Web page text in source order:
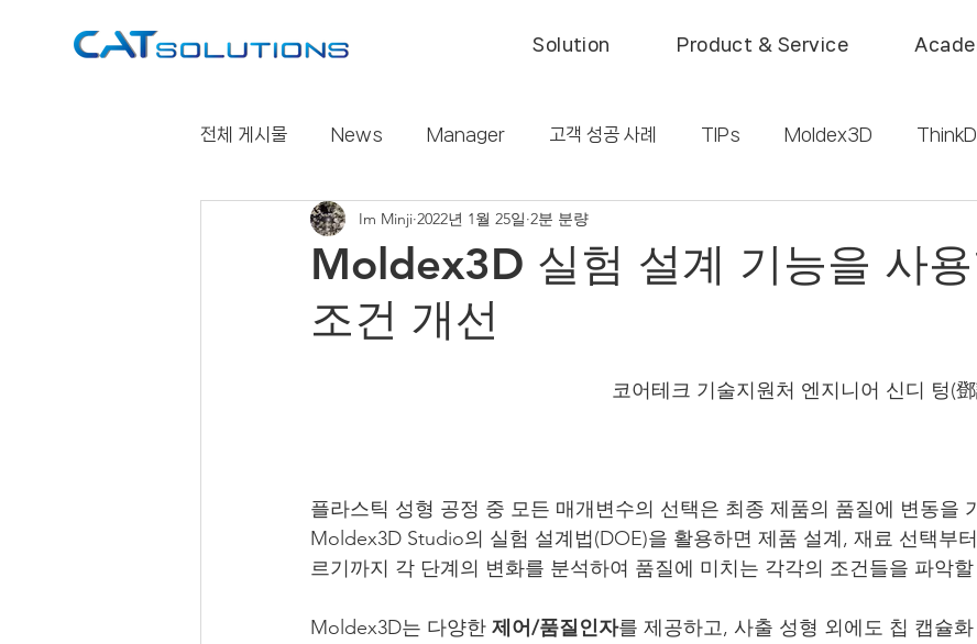
Solution Product & Service
전체 게시물 News Manager 고객 성공 사례 TIPs Moldex3D
CastDesigner 슬기로운생활 Automotive
Moldex3D 실험 설계 기능을 사
조건 개선
Im Minji 2022년 1월 25일 2분 분량
코어테크 기술지원처 엔지니어 신디 텅(
플라스틱 성형 공정 중 모든 매개변수의 선택은 최종 제품의 품질에 변동을
Moldex3D Studio의 실험 설계법(DOE)을 활용하면 제품 설계, 재료 선택부
르기까지 각 단계의 변화를 분석하여 품질에 미치는 각각의 조건들을 파악
Moldex3D는 다양한 제어/품질인자를 제공하고, 사출 성형 외에도 칩 캡슐